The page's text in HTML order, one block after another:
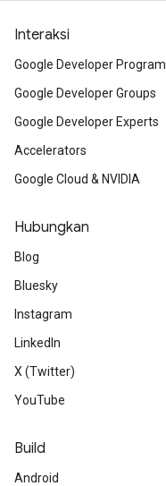
Interaksi
Google Developer Program
Google Developer Groups
Google Developer Experts
Accelerators
Google Cloud & NVIDIA
Hubungkan
Blog
Bluesky
Instagram
LinkedIn
X (Twitter)
YouTube
Build
Android